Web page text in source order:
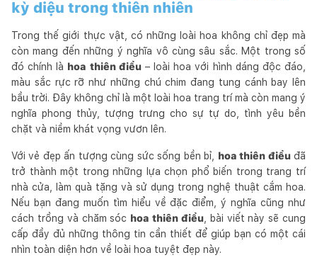
kỳ diệu trong thiên nhiên
Trong thế giới thực vật, có những loài hoa không chỉ đẹp mà
còn mang đến những ý nghĩa vô cùng sâu sắc. Một trong số
đó chính là hoa thiên điểu– loài hoa với hình dáng độc đáo,
màu sắc rực rỡ như những chú chim đang tung cánh bay lên
bầu trời. Đây không chỉ là một loài hoa trang trí mà còn mang ý
nghĩa phong thủy, tượng trưng cho sự tự do, tình yêu bền
chặt và niềm khát vọng vươn lên.
Với vẻ đẹp ấn tượng cùng sức sống bền bỉ, hoa thiên điểuđã
trở thành một trong những lựa chọn phổ biến trong trang trí
nhà cửa, làm quà tặng và sử dụng trong nghệ thuật cắm hoa.
Nếu bạn đang muốn tìm hiểu về đặc điểm, ý nghĩa cũng như
cách trồng và chăm sóc hoa thiên điểu, bài viết này sẽ cung
cấp đầy đủ những thông tin cần thiết để giúp bạn có một cái
nhìn toàn diện hơn về loài hoa tuyệt đẹp này.